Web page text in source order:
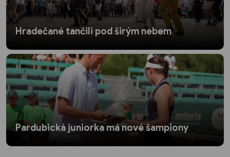
Hradečané tančili pod širým nebem
Pardubická juniorka má nové šampiony